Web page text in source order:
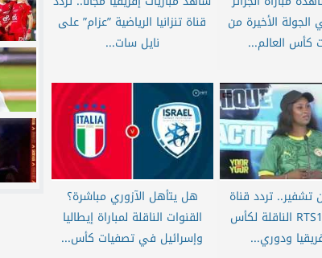
الجولة الأخيرة من
كأس العالم...
قناة تنزانيا الرياضية ”عزام” على
نايل سات...
تشفير.. تردد قناة
RTS1 Sénégal الناقلة لكأس
ودوري...
هل يتأهل الآزوري مباشرة؟
القنوات الناقلة لمباراة إيطاليا
وإسرائيل في تصفيات كأس...